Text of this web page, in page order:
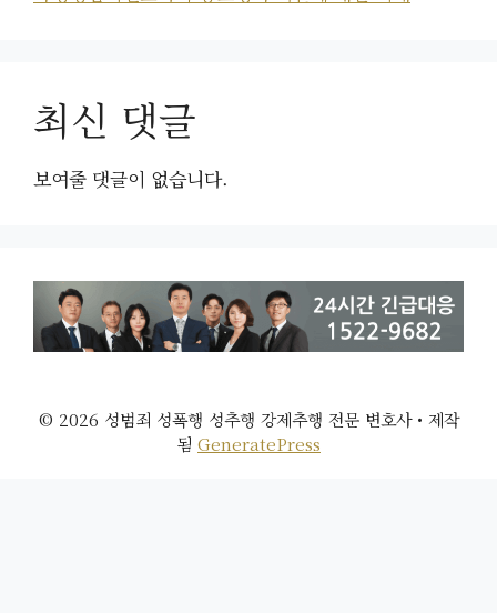
최신 댓글
보여줄 댓글이 없습니다.
© 2026 성범죄 성폭행 성추행 강제추행 전문 변호사• 제작
됨 GeneratePress